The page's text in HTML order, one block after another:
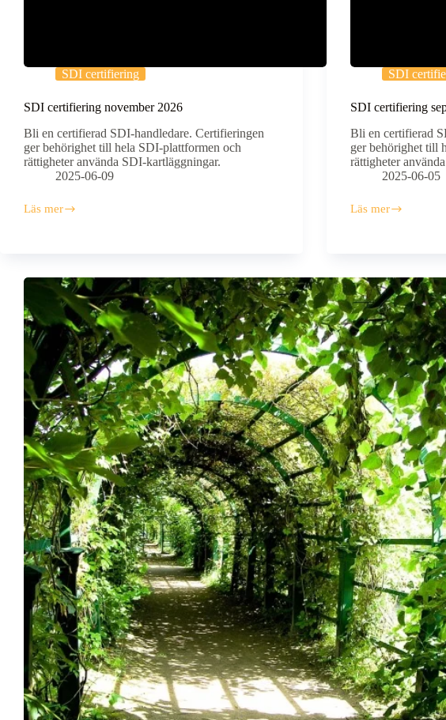
SDI certifiering
SDI certifiering november 2026
Bli en certifierad SDI-handledare. Certifieringen
ger behörighet till hela SDI-plattformen och
rättigheter använda SDI-kartläggningar.
2025-06-09
Läs mer
SDI
SDI
SDI certifiering
Bli en certifierad
ger behörighet till
rättigheter
2025-06-05
Läs mer
SDI